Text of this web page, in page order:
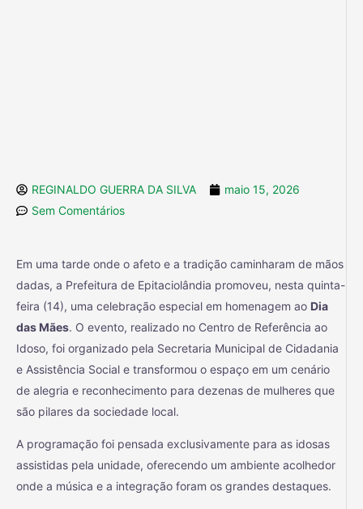
REGINALDO GUERRA DA SILVA
maio 15, 2026
Sem Comentários
Em uma tarde onde o afeto e a tradição caminharam de mãos
dadas, a Prefeitura de Epitaciolândia promoveu, nesta quinta-
feira (14), uma celebração especial em homenagem ao Dia
das Mães. O evento, realizado no Centro de Referência ao
Idoso, foi organizado pela Secretaria Municipal de Cidadania
e Assistência Social e transformou o espaço em um cenário
de alegria e reconhecimento para dezenas de mulheres que
são pilares da sociedade local.
A programação foi pensada exclusivamente para as idosas
assistidas pela unidade, oferecendo um ambiente acolhedor
onde a música e a integração foram os grandes destaques.